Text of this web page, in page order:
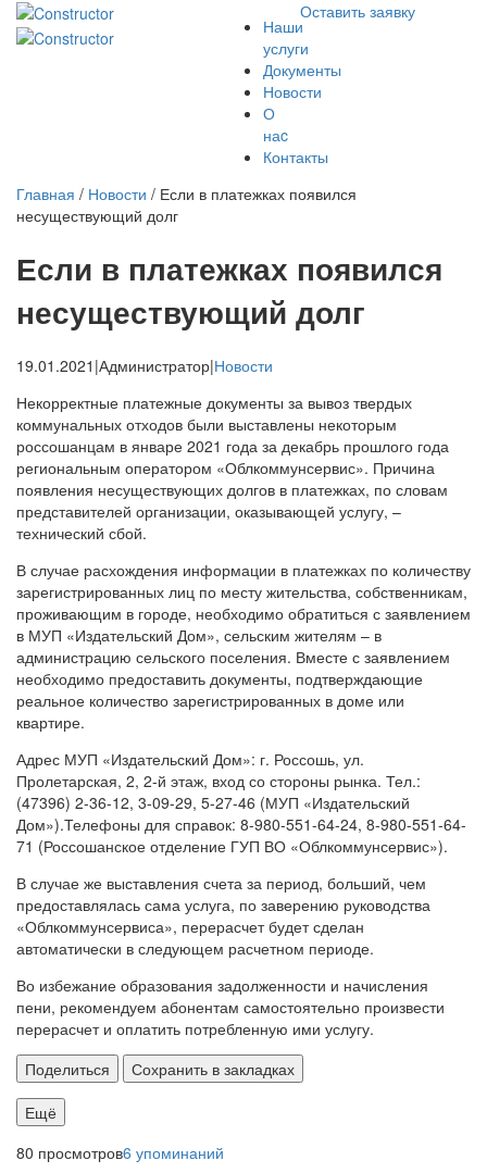
Наши
услуги
Документы
Новости
О
наc
Контакты
Оставить заявку
Главная / Новости / Если в платежках появился
несуществующий долг
Если в платежках появился
несуществующий долг
19.01.2021 |Администратор|Новости
Некорректные платежные документы за вывоз твердых
коммунальных отходов были выставлены некоторым
россошанцам в январе 2021 года за декабрь прошлого года
региональным оператором «Облкоммунсервис». Причина
появления несуществующих долгов в платежках, по словам
представителей организации, оказывающей услугу, –
технический сбой.
В случае расхождения информации в платежках по количеству
зарегистрированных лиц по месту жительства, собственникам,
проживающим в городе, необходимо обратиться с заявлением
в МУП «Издательский Дом», сельским жителям – в
администрацию сельского поселения. Вместе с заявлением
необходимо предоставить документы, подтверждающие
реальное количество зарегистрированных в доме или
квартире.
Адрес МУП «Издательский Дом»: г. Россошь, ул.
Пролетарская, 2, 2-й этаж, вход со стороны рынка. Тел.:
(47396) 2-36-12, 3-09-29, 5-27-46 (МУП «Издательский
Дом»).Телефоны для справок: 8-980-551-64-24, 8-980-551-64-
71 (Россошанское отделение ГУП ВО «Облкоммунсервис»).
В случае же выставления счета за период, больший, чем
предоставлялась сама услуга, по заверению руководства
«Облкоммунсервиса», перерасчет будет сделан
автоматически в следующем расчетном периоде.
Во избежание образования задолженности и начисления
пени, рекомендуем абонентам самостоятельно произвести
перерасчет и оплатить потребленную ими услугу.
Поделиться
Сохранить в закладках
Ещё
80 просмотров6 упоминаний